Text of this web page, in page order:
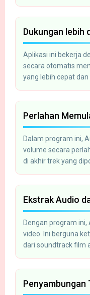
Dukungan lebih
Aplikasi ini bekerja
secara otomatis
yang lebih cepat dan
Perlahan
Dalam program ini,
volume secara
di akhir trek yang
Ekstrak Audio
Dengan program
video. Ini berguna
dari soundtrack film